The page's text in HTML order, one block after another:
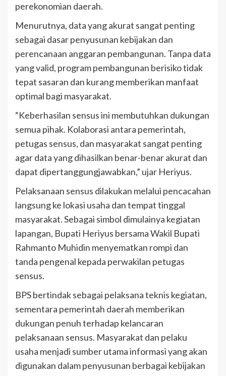
perekonomian daerah.
Menurutnya, data yang akurat sangat penting
sebagai dasar penyusunan kebijakan dan
perencanaan anggaran pembangunan. Tanpa data
yang valid, program pembangunan berisiko tidak
tepat sasaran dan kurang memberikan manfaat
optimal bagi masyarakat.
“Keberhasilan sensus ini membutuhkan dukungan
semua pihak. Kolaborasi antara pemerintah,
petugas sensus, dan masyarakat sangat penting
agar data yang dihasilkan benar-benar akurat dan
dapat dipertanggungjawabkan,” ujar Heriyus.
Pelaksanaan sensus dilakukan melalui pencacahan
langsung ke lokasi usaha dan tempat tinggal
masyarakat. Sebagai simbol dimulainya kegiatan
lapangan, Bupati Heriyus bersama Wakil Bupati
Rahmanto Muhidin menyematkan rompi dan
tanda pengenal kepada perwakilan petugas
sensus.
BPS bertindak sebagai pelaksana teknis kegiatan,
sementara pemerintah daerah memberikan
dukungan penuh terhadap kelancaran
pelaksanaan sensus. Masyarakat dan pelaku
usaha menjadi sumber utama informasi yang akan
digunakan dalam penyusunan berbagai kebijakan